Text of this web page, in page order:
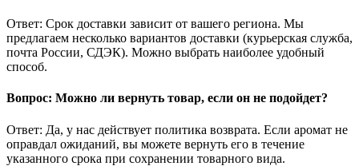
Ответ: Срок доставки зависит от вашего региона. Мы
предлагаем несколько вариантов доставки (курьерская служба,
почта России, СДЭК). Можно выбрать наиболее удобный
способ.
Вопрос: Можно ли вернуть товар, если он не подойдет?
Ответ: Да, у нас действует политика возврата. Если аромат не
оправдал ожиданий, вы можете вернуть его в течение
указанного срока при сохранении товарного вида.